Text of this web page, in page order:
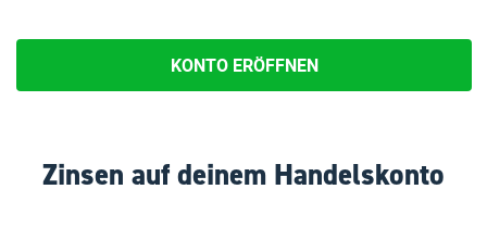
KONTO ERÖFFNEN
Zinsen auf deinem Handelskonto